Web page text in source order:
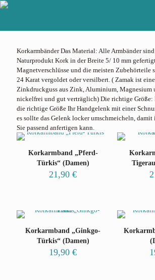
Korkarmbänder Das Material: Alle Armbänder sind
Naturprodukt Kork in der Breite 5/ 10 mm
Magnetverschlüsse und die meisten Zubehörteile
24 Karat vergoldet oder versilbert. ( Zamak ist
Zinkdruckguss aus Zink, Aluminium, Magnesium
nickelfrei und gut verträglich) Die richtige Größe:
die richtige Größe Ihr Handgelenk mit einer
es sollte das Gelenk locker umschmeicheln, damit
Sie passend anfertigen kann.
Korkarmband „Pferd-
Türkis“ (Damen)
21,90€
Korkarmband „Ginkgo-
Türkis“ (Damen)
19,90€